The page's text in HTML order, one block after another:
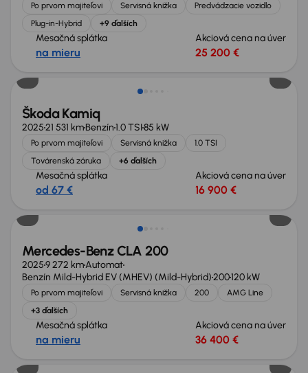
Po prvom majiteľovi Servisná knižka
Predvádzacie vozidlo
Plug-in-Hybrid
+9 ďalších
Mesačná splátka
na mieru
Akciová cena na úver
25 200 €
Zlacnené o 900 €
Škoda Kamiq
202521 531 kmBenzín1.0 TSI85 kW
Po prvom majiteľovi Servisná knižka
1.0 TSI
Továrenská záruka
+6 ďalších
Mesačná splátka
od 67 €
Akciová cena na úver
16 900 €
Zlacnené o 2 900 €
Mercedes-Benz CLA 200
20259 272 kmAutomat
Benzín Mild-Hybrid EV (MHEV) (Mild-Hybrid)200120 kW
Po prvom majiteľovi Servisná knižka 200
AMG Line
+3 ďalších
Mesačná splátka
na mieru
Akciová cena na úver
36 400 €
Zlacnené o 1 600 €